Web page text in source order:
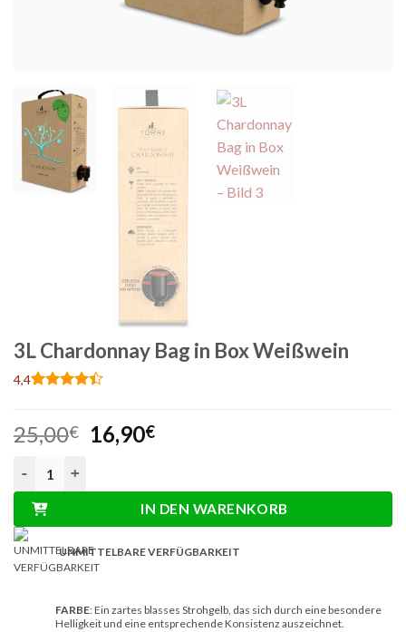
3L Chardonnay Bag in Box Weißwein
von 5,
basierend
Kundenbewertungen
4,4
25,00€
Ursprünglicher
Preis
25,00€
16,90€Aktueller
16,90€.
IN DEN WARENKORB
UNMITTELBARE VERFÜGBARKEIT
FARBE: Ein zartes blasses Strohgelb, das sich durch eine besondere
Helligkeit und eine entsprechende Konsistenz auszeichnet.